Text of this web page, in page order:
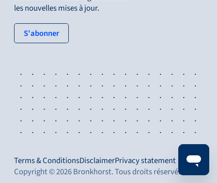
les nouvelles mises à jour.
S'abonner: tertiary button
Copyright © 2026 Bronkhorst. Tous droits réservés.
Terms & ConditionsDisclaimerPrivacy statement